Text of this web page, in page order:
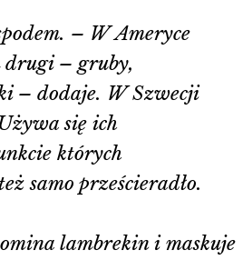
– W Ameryce
drugi – gruby,
– dodaje. W Szwecji
się ich
których
samo prześcieradło.
lambrekin i maskuje